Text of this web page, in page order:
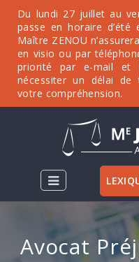
Du lundi 27 juillet au
passe en horaire
Maître ZENOU
en visio ou par
priorité par e-mail et
nécessiter un délai de
votre compréhension.
Avocat